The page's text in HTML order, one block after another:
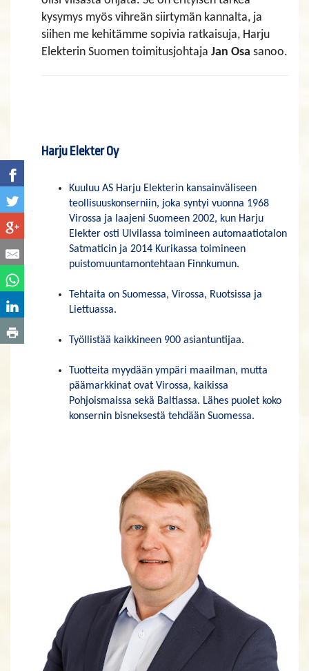
kysymys myös vihreän siirtymän kannalta, ja
siihen me kehitämme sopivia ratkaisuja, Harju
Elekterin Suomen toimitusjohtaja Jan Osa sanoo.
​​​​​​​Harju Elekter Oy
Kuuluu AS Harju Elekterin kansainväliseen
teollisuuskonserniin, joka syntyi vuonna 1968
Virossa ja laajeni Suomeen 2002, kun Harju
Elekter osti Ulvilassa toimineen automaatiotalon
Satmaticin ja 2014 Kurikassa toimineen
puistomuuntamontehtaan Finnkumun.
Tehtaita on Suomessa, Virossa, Ruotsissa ja
Liettuassa.
Työllistää kaikkineen 900 asiantuntijaa.
Tuotteita myydään ympäri maailman, mutta
päämarkkinat ovat Virossa, kaikissa
Pohjoismaissa sekä Baltiassa. Lähes puolet koko
konsernin bisneksestä tehdään Suomessa.